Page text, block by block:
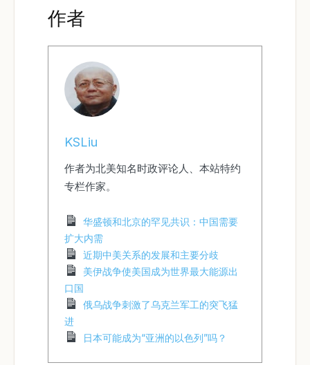
作者
KSLiu
作者为北美知名时政评论人、本站特约
专栏作家。
华盛顿和北京的罕见共识：中国需要
扩大内需
近期中美关系的发展和主要分歧
美伊战争使美国成为世界最大能源出
口国
俄乌战争刺激了乌克兰军工的突飞猛
进
日本可能成为“亚洲的以色列”吗？